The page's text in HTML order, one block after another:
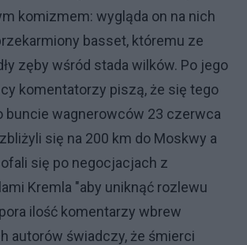
komizmem: wygląda on na nich
basset, któremu ze
zęby wśród stada wilków. Po jego
komentatorzy piszą, że się tego
buncie wagnerowców 23 czerwca
się na 200 km do Moskwy a
się po negocjacjach z
Kremla "aby uniknąć rozlewu
ilość komentarzy wbrew
autorów świadczy, że śmierci